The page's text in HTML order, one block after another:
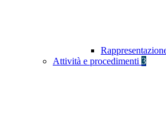
Attività e procedimenti 3